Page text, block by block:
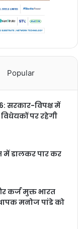
Popular
सरकार-विपक्ष में
पर रहेगी
में डालकर पार कर
कर्ज मुक्त भारत
मनोज पांडे को